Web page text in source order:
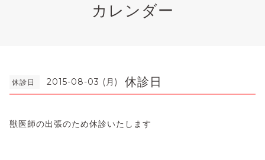
カレンダー
休診日 2015-08-03 (月) 休診日
獣医師の出張のため休診いたします